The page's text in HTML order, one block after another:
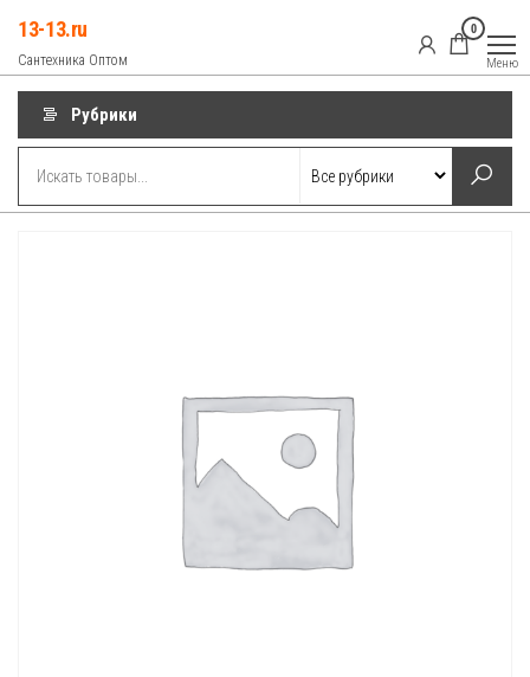
содержимому
13-13.ru
Сантехника Оптом
0
Меню
Рубрики